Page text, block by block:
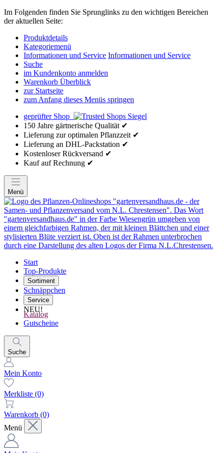
Im Folgenden finden Sie Sprunglinks zu den wichtigen Bereichen
der aktuellen Seite:
Produktdetails
Kategoriemenü
Informationen und Service Informationen und Service
Suche
im Kundenkonto anmelden
Warenkorb Überblick
zur Startseite
zum Anfang dieses Menüs springen
geprüfter Shop
150 Jahre gärtnerische Qualität ✔
Lieferung zur optimalen Pflanzzeit ✔
Lieferung an DHL-Packstation ✔
Kostenloser Rückversand ✔
Kauf auf Rechnung ✔
Menü
Start
Top-Produkte
Sortiment
Schnäppchen
Service
NEU!
Katalog
Gutscheine
Suche
Mein Konto
Merkliste (0)
Warenkorb (0)
Menü